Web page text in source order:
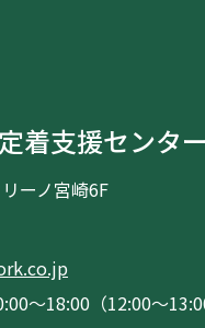
着支援センター
ーノ宮崎6F
～18:00（12:00～